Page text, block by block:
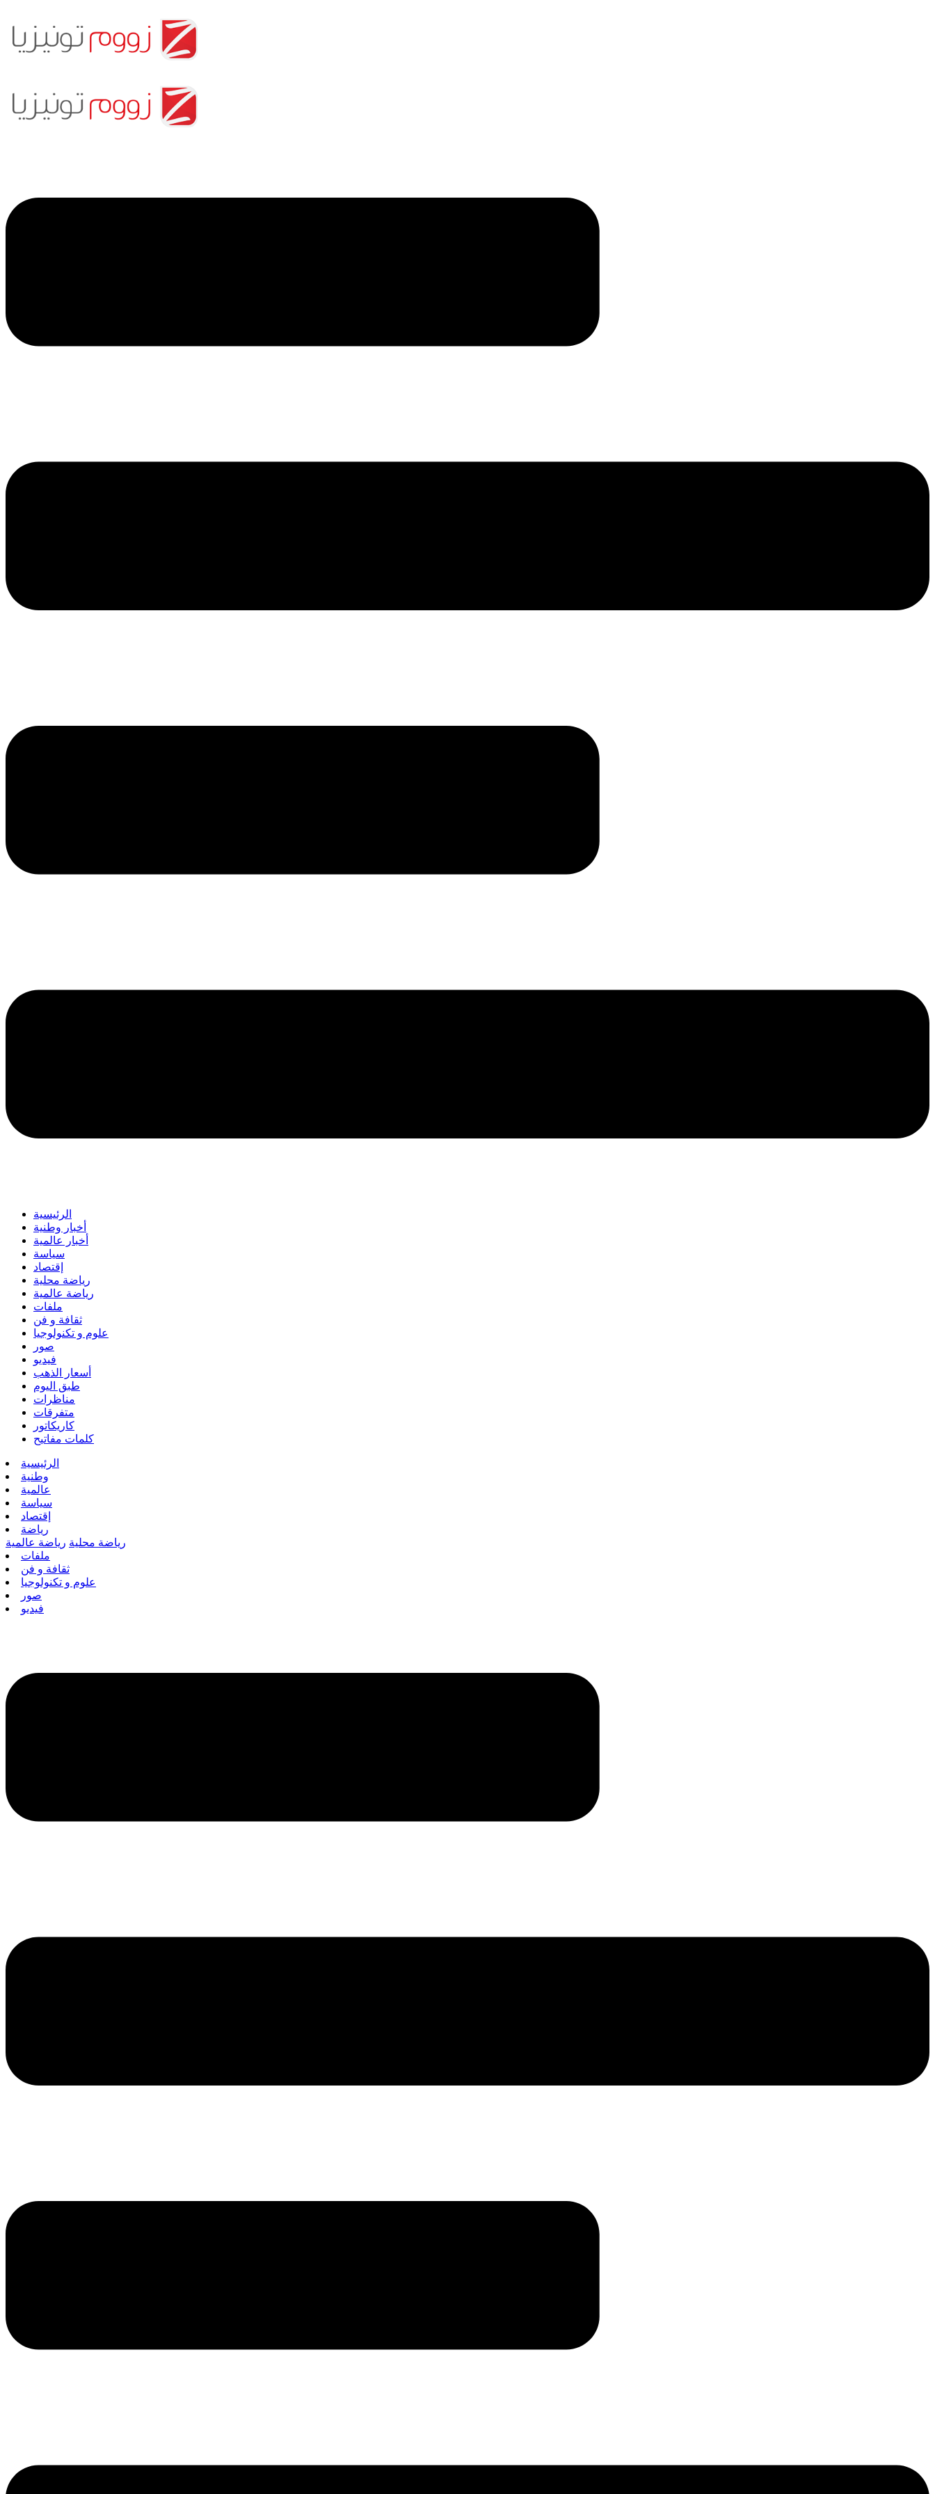
الرئيسية
أخبار وطنية
أخبار عالمية
سياسة
إقتصاد
رياضة محلية
رياضة عالمية
ملفات
ثقافة و فن
علوم و تكنولوجيا
صور
فيديو
أسعار الذهب
طبق اليوم
مناظرات
متفرقات
كاريكاتور
كلمات مفاتيح
الرئيسية
وطنية
عالمية
سياسة
إقتصاد
رياضة
رياضة محلية رياضة عالمية
ملفات
ثقافة و فن
علوم و تكنولوجيا
صور
فيديو